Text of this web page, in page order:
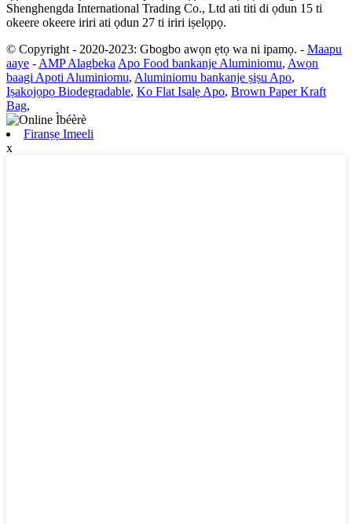
Shenghengda International Trading Co., Ltd ati titi di ọdun 15 ti
okeere okeere iriri ati ọdun 27 ti iriri iṣelọpọ.
© Copyright - 2020-2023: Gbogbo awọn ẹtọ wa ni ipamọ. - Maapu
aaye - AMP Alagbeka Apo Food bankanje Aluminiomu, Awọn
baagi Apoti Aluminiomu, Aluminiomu bankanje ṣiṣu Apo,
Iṣakojọpọ Biodegradable, Ko Flat Isalẹ Apo, Brown Paper Kraft
Bag,
Firanṣẹ Imeeli
x